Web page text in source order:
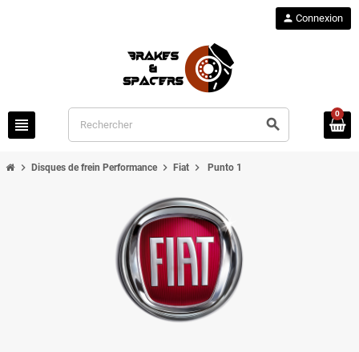
view_headline search
person Connexion
0
chevron_right Disques de frein Performance chevron_right Fiat chevron_right Punto 1